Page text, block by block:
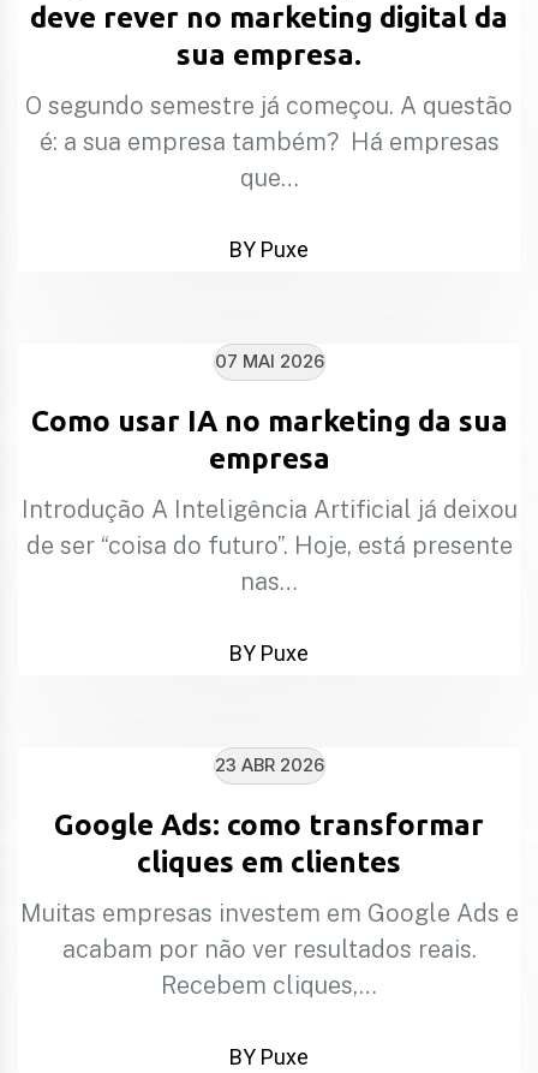
deve rever no marketing digital da
sua empresa.
O segundo semestre já começou. A questão
é: a sua empresa também? Há empresas
que…
BY Puxe
07 MAI 2026
Como usar IA no marketing da sua
empresa
Introdução A Inteligência Artificial já deixou
de ser “coisa do futuro”. Hoje, está presente
nas…
BY Puxe
23 ABR 2026
Google Ads: como transformar
cliques em clientes
Muitas empresas investem em Google Ads e
acabam por não ver resultados reais.
Recebem cliques,…
BY Puxe